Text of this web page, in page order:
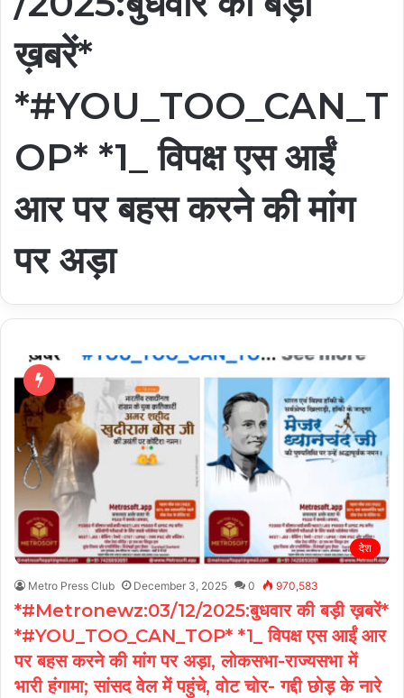
ख़बरें*
*#YOU_TOO_CAN_T
OP* *1_ विपक्ष एस आईं
आर पर बहस करने की मांग
पर अड़ा
देश
Metro Press Club December 3, 2025 0 970,583
*#Metronewz:03/12/2025:बुधवार की बड़ी ख़बरें*
*#YOU_TOO_CAN_TOP* *1_ विपक्ष एस आईं आर
पर बहस करने की मांग पर अड़ा, लोकसभा-राज्यसभा में
भारी हंगामा; सांसद वेल में पहुंचे, वोट चोर- गद्दी छोड़ के नारे